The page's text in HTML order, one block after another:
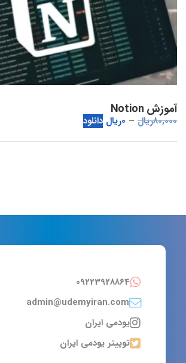
آموزش Notion
80,000ریال 0ریال دانلود
09223928864
admin@udemyiran.com
یودمی ایران
توییتر یودمی ایران